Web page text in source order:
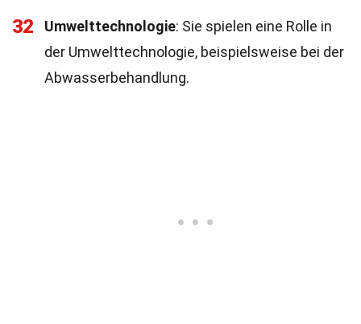
32 Umwelttechnologie: Sie spielen eine Rolle in
der Umwelttechnologie, beispielsweise bei der
Abwasserbehandlung.